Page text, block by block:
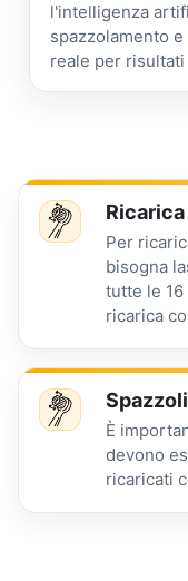
l'intelligenza
spazzolamento
reale per
Per
bisogna
tutte le
ricarica
È
devono
ricaricati